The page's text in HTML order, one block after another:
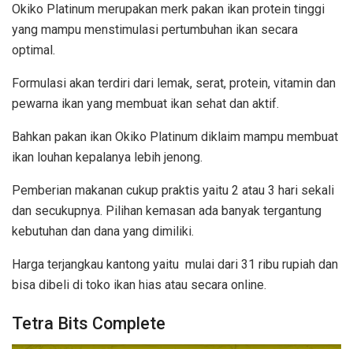
Okiko Platinum merupakan merk pakan ikan protein tinggi
yang mampu menstimulasi pertumbuhan ikan secara
optimal.
Formulasi akan terdiri dari lemak, serat, protein, vitamin dan
pewarna ikan yang membuat ikan sehat dan aktif.
Bahkan pakan ikan Okiko Platinum diklaim mampu membuat
ikan louhan kepalanya lebih jenong.
Pemberian makanan cukup praktis yaitu 2 atau 3 hari sekali
dan secukupnya. Pilihan kemasan ada banyak tergantung
kebutuhan dan dana yang dimiliki.
Harga terjangkau kantong yaitu mulai dari 31 ribu rupiah dan
bisa dibeli di toko ikan hias atau secara online.
Tetra Bits Complete